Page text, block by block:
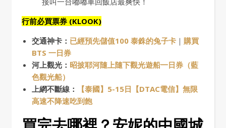
行前必買票券 (KLOOK)
交通神卡： 已經預先儲值100 泰銖的兔子卡 ｜ 購買
BTS 一日券
河上觀光： 昭披耶河隨上隨下觀光遊船一日券（藍
色觀光船）
上網不斷線：
【泰國】5-15日【DTAC電信】無限
高速不降速吃到飽